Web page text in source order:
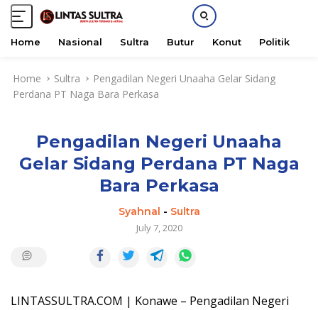
Home Nasional Sultra Butur Konut Politik
Home Sultra
Pengadilan Negeri Unaaha Gelar Sidang
Perdana PT Naga Bara Perkasa
Pengadilan Negeri Unaaha
Gelar Sidang Perdana PT Naga
Bara Perkasa
Syahnal - Sultra
July 7, 2020
LINTASSULTRA.COM | Konawe – Pengadilan Negeri